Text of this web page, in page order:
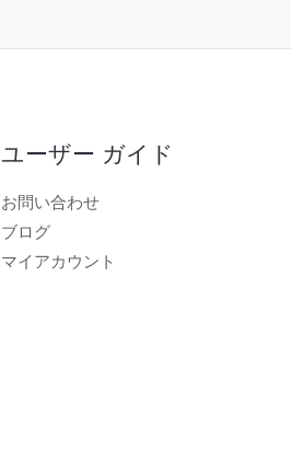
ユーザー ガイド
お問い合わせ
ブログ
マイアカウント